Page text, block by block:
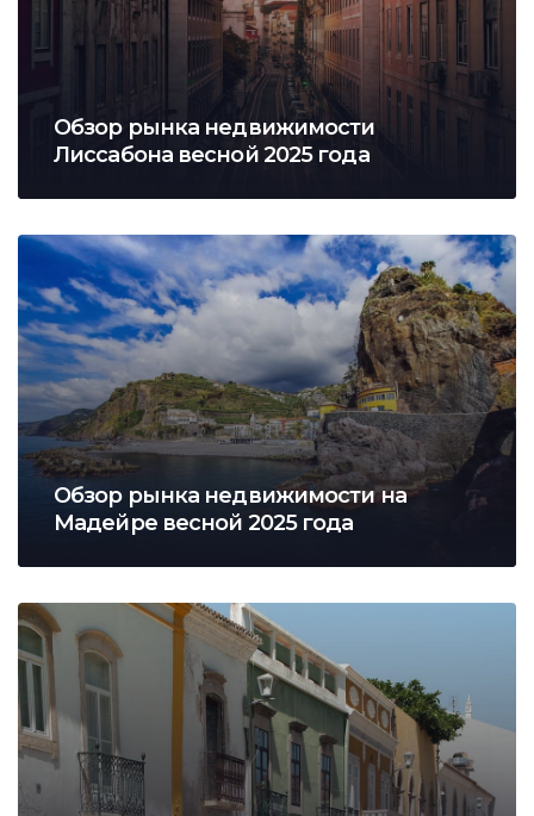
Обзор рынка недвижимости
Лиссабона весной 2025 года
Обзор рынка недвижимости на
Мадейре весной 2025 года